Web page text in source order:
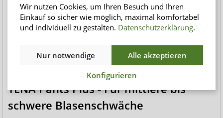
TENA Pants Normal - Für mittlere bis
starke Blasenschwäche
saugfähigen Materialien macht die TENA Pants Normal
Höschen zu einer optimalen Inkontinenzhilfe. Die
Auslaufbarrieren sorgen für extra Sicherheit und die FeelDry
die Haut nicht irritiert wird und langanhaltend trocken bleibt.
Die TENA Pants Normal gibt es in verschiedenen Grössen.
TENA Pants Plus - Für mittlere bis
schwere Blasenschwäche
Wir nutzen Cookies, um Ihren Besuch und Ihren
Einkauf so sicher wie möglich, maximal komfortabel
und individuell zu gestalten. Datenschutzerklärung.
Nur notwendige
Alle akzeptieren
Konfigurieren